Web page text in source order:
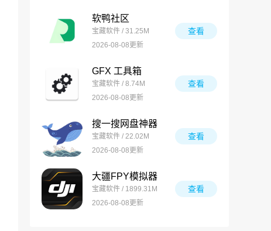
软鸭社区
宝藏软件 / 31.25M
2026-08-08更新
查看
GFX 工具箱
宝藏软件 / 8.74M
2026-08-08更新
查看
搜一搜网盘神器
宝藏软件 / 22.02M
2026-08-08更新
查看
大疆FPY模拟器
宝藏软件 / 1899.31M
2026-08-08更新
查看